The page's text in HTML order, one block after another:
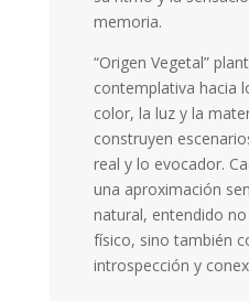
memoria.
“Origen Vegetal”
contemplativa hacia
color, la luz y la
construyen
real y lo evocador.
una aproximación
natural, entendido
físico, sino también
introspección y